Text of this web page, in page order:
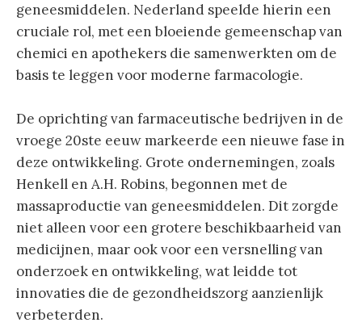
geneesmiddelen. Nederland speelde hierin een
cruciale rol, met een bloeiende gemeenschap van
chemici en apothekers die samenwerkten om de
basis te leggen voor moderne farmacologie.
De oprichting van farmaceutische bedrijven in de
vroege 20ste eeuw markeerde een nieuwe fase in
deze ontwikkeling. Grote ondernemingen, zoals
Henkell en A.H. Robins, begonnen met de
massaproductie van geneesmiddelen. Dit zorgde
niet alleen voor een grotere beschikbaarheid van
medicijnen, maar ook voor een versnelling van
onderzoek en ontwikkeling, wat leidde tot
innovaties die de gezondheidszorg aanzienlijk
verbeterden.